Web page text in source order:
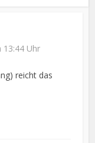
13:44 Uhr
reicht das